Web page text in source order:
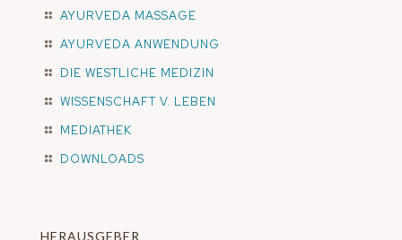
AYURVEDA MASSAGE
AYURVEDA ANWENDUNG
DIE WESTLICHE MEDIZIN
WISSENSCHAFT V. LEBEN
MEDIATHEK
DOWNLOADS
HERAUSGEBER